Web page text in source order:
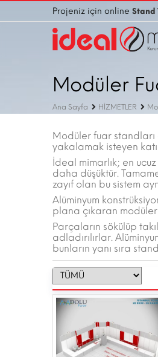
Projeniz için online Stand
Modüler
Ana Sayfa HİZMETLER
Modüler fuar standları
yakalamak isteyen
İdeal mimarlık; en
daha düşüktür.
zayıf olan bu sistem
Alüminyum
plana çıkaran
Parçaların sökülüp
adladırılırlar.
bunların yanı sıra